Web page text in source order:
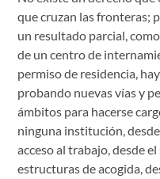
que cruzan las fronteras;
un resultado parcial,
de un centro de
permiso de residencia,
probando nuevas vías y
ámbitos para hacerse
ninguna institución,
acceso al trabajo, desde
estructuras de acogida,